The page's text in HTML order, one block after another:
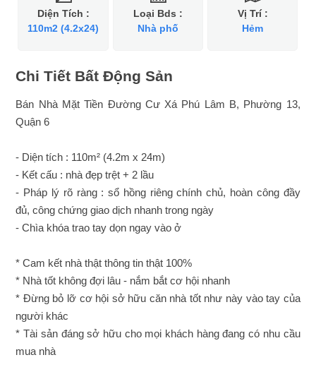
Diện Tích :
110m2 (4.2x24)
Loại Bds :
Nhà phố
Vị Trí :
Hẻm
Chi Tiết Bất Động Sản
Bán Nhà Mặt Tiền Đường Cư Xá Phú Lâm B, Phường 13,
Quận 6
- Diện tích : 110m² (4.2m x 24m)
- Kết cấu : nhà đẹp trệt + 2 lầu
- Pháp lý rõ ràng : sổ hồng riêng chính chủ, hoàn công đầy
đủ, công chứng giao dịch nhanh trong ngày
- Chìa khóa trao tay dọn ngay vào ở
* Cam kết nhà thật thông tin thật 100%
* Nhà tốt không đợi lâu - nắm bắt cơ hội nhanh
* Đừng bỏ lỡ cơ hội sở hữu căn nhà tốt như này vào tay của
người khác
* Tài sản đáng sở hữu cho mọi khách hàng đang có nhu cầu
mua nhà